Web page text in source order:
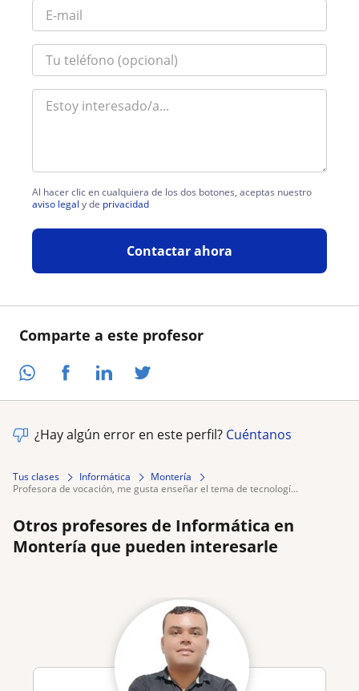
Comparte a este profesor
Al hacer clic en cualquiera de los dos botones, aceptas nuestro
aviso legal y de privacidad
Contactar ahora
¿Hay algún error en este perfil? Cuéntanos
Tus clases Informática
Montería
profesora de vocación, me gusta enseñar el tema de tecnologí...
Otros profesores de Informática en
Montería que pueden interesarle